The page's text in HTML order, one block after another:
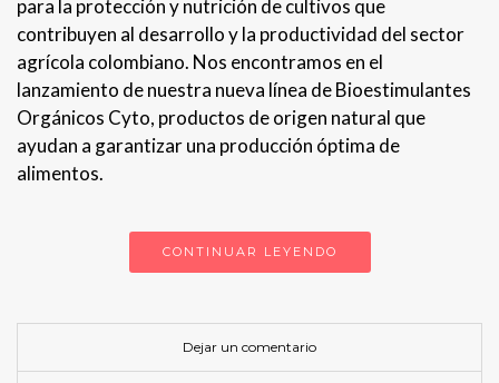
para la protección y nutrición de cultivos que
contribuyen al desarrollo y la productividad del sector
agrícola colombiano. Nos encontramos en el
lanzamiento de nuestra nueva línea de Bioestimulantes
Orgánicos Cyto, productos de origen natural que
ayudan a garantizar una producción óptima de
alimentos.
CONTINUAR LEYENDO
Dejar un comentario